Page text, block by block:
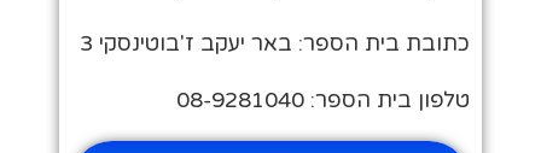
כתובת בית הספר: באר יעקב ז'בוטינסקי 3
טלפון בית הספר: 08-9281040